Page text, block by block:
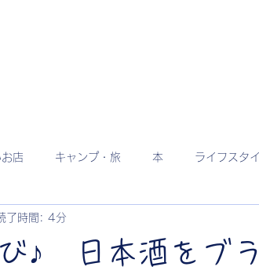
店 キャンプ・旅 本 ライフスタ
♪ 日本酒をブ
了時間: 4分